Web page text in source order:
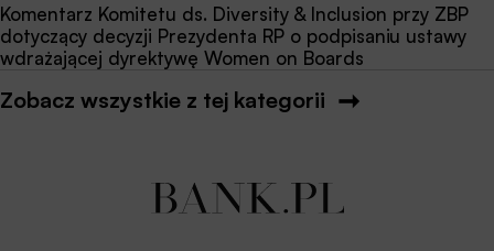
Komentarz Komitetu ds. Diversity & Inclusion przy ZBP
dotyczący decyzji Prezydenta RP o podpisaniu ustawy
wdrażającej dyrektywę Women on Boards
Zobacz wszystkie z tej kategorii